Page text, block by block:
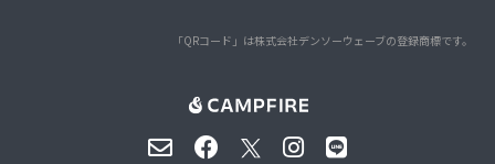
「QRコード」は株式会社デンソーウェーブの登録商標です。